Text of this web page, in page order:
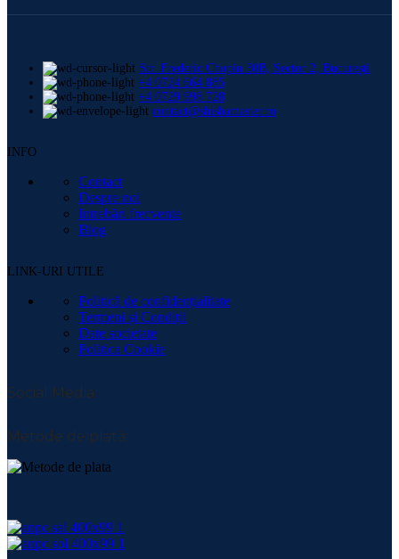
Str. Frederic Chopin 30B, Sector 2, București
+4 0724 664 885
+4 0729 998 728
contact@shishamaster.ro
INFO
Contact
Despre noi
Intrebări frecvente
Blog
LINK-URI UTILE
Politică de confidențialitate
Termeni și Condiții
Date societate
Politica Cookie
Social Media:
Metode de plată: